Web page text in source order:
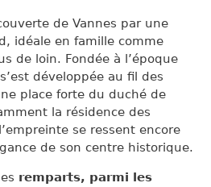
de Vannes par une
idéale en famille comme
de loin. Fondée à l’époque
développée au fil des
place forte du duché de
la résidence des
se ressent encore
de son centre historique.
remparts, parmi les